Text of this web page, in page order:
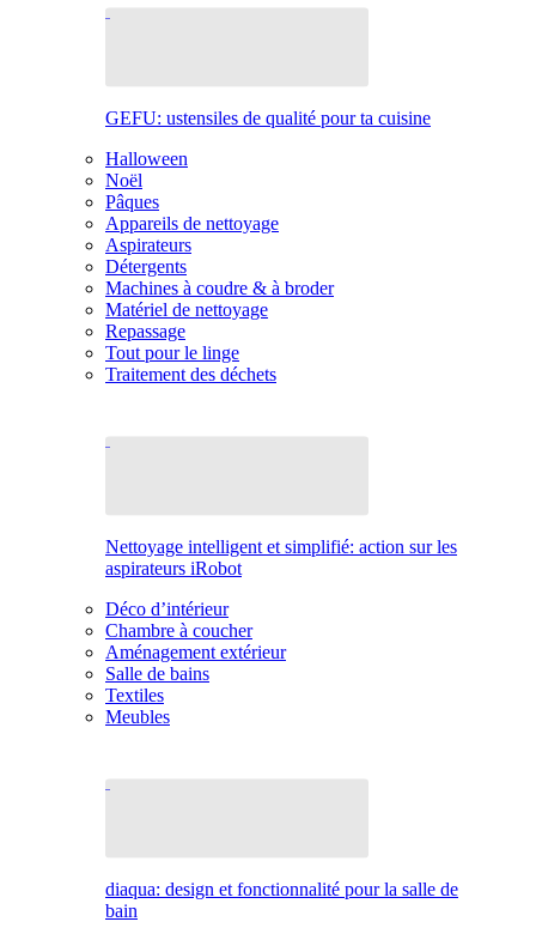
GEFU: ustensiles de qualité pour ta cuisine
Halloween
Noël
Pâques
Appareils de nettoyage
Aspirateurs
Détergents
Machines à coudre & à broder
Matériel de nettoyage
Repassage
Tout pour le linge
Traitement des déchets
Nettoyage intelligent et simplifié: action sur les
aspirateurs iRobot
Déco d’intérieur
Chambre à coucher
Aménagement extérieur
Salle de bains
Textiles
Meubles
diaqua: design et fonctionnalité pour la salle de
bain